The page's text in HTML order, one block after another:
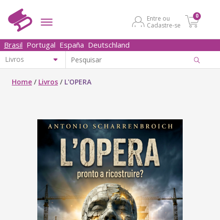
Entre ou
Cadastre-se
0
Brasil Portugal España Deutschland
Home / Livros / L'OPERA